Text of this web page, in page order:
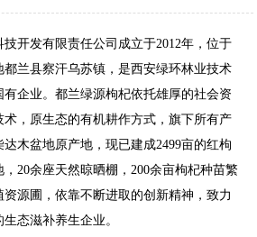
开发有限责任公司成立于2012年，位于
兰县察汗乌苏镇，是西安绿环林业技术
企业。都兰绿源枸杞依托雄厚的社会资
，原生态的有机耕作方式，旗下所有产
木盆地原产地，现已建成2499亩的红枸
20余座天然晾晒棚，200余亩枸杞种苗繁
源圃，依靠不断进取的创新精神，致力
态滋补养生企业。